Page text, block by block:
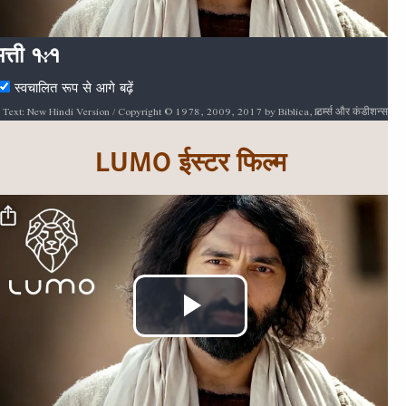
चलाएं
१:१
स्वचालित रूप से आगे बढ़ें
Text: New Hindi Version / Copyright © 1978, 2009, 2017 by Biblica, Inc.® Used by permission. All rights reserved worldwide. / Biblica, The International Bible Society, provides God’s Word to people through Bible translation & Bible publishing, and Bible engagement in Africa, Asia Pacific, Europe, Latin America, Middle East, North America, and South Asia. Through its worldwide reach, Biblica engages people with God’s Word so that their lives are transformed through a relationship with Jesus Christ. / [INSERT BIBLICA LOGO HERE] / Audio: ℗ Audio courtesy of Bible Media Group and LUMO Project Films / Video: Courtesy of LUMO Project Films
टर्म्स और कंडीशन्स
LUMO ईस्टर फिल्म
वीडियो
चलाएं